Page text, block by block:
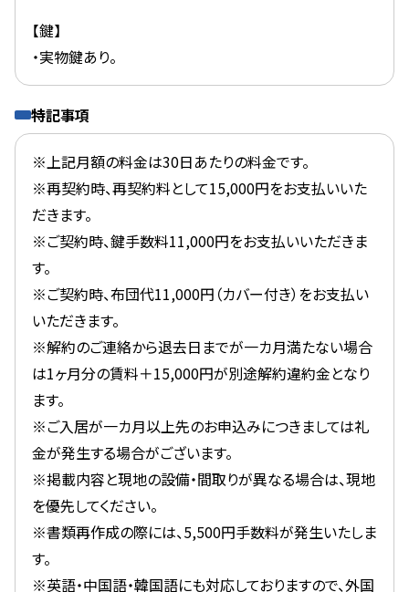
【鍵】
・実物鍵あり。
特記事項
※上記月額の料金は30日あたりの料金です。
※再契約時、再契約料として15,000円をお支払いいた
だきます。
※ご契約時、鍵手数料11,000円をお支払いいただきま
す。
※ご契約時、布団代11,000円（カバー付き）をお支払い
いただきます。
※解約のご連絡から退去日までが一カ月満たない場合
は1ヶ月分の賃料＋15,000円が別途解約違約金となり
ます。
※ご入居が一カ月以上先のお申込みにつきましては礼
金が発生する場合がございます。
※掲載内容と現地の設備・間取りが異なる場合は、現地
を優先してください。
※書類再作成の際には、5,500円手数料が発生いたしま
す。
※英語・中国語・韓国語にも対応しておりますので、外国